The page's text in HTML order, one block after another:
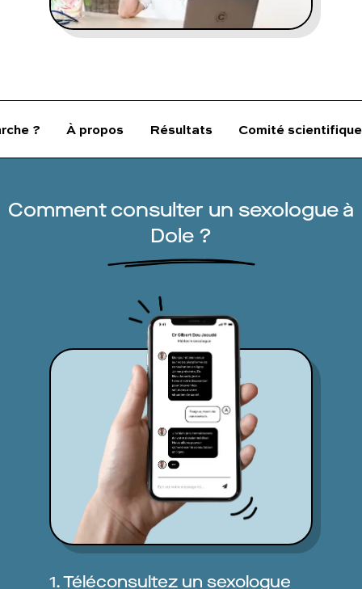
FAQ complète
? À propos Résultats Comité scientifique
Comment consulter un sexologue à
Dole ?
1. Téléconsultez un sexologue